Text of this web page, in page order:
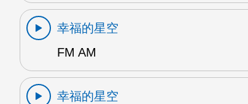
幸福的星空
FM AM
幸福的星空